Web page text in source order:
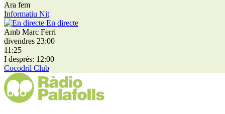
Ara fem
Informatiu Nit
En directe
Amb Marc Ferri
divendres 23:00
11:25
I després: 12:00
Cocodril Club